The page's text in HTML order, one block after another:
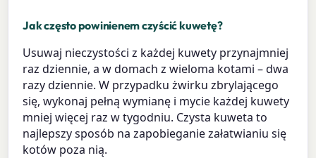
Jak często powinienem czyścić kuwetę?
Usuwaj nieczystości z każdej kuwety przynajmniej
raz dziennie, a w domach z wieloma kotami – dwa
razy dziennie. W przypadku żwirku zbrylającego
się, wykonaj pełną wymianę i mycie każdej kuwety
mniej więcej raz w tygodniu. Czysta kuweta to
najlepszy sposób na zapobieganie załatwianiu się
kotów poza nią.